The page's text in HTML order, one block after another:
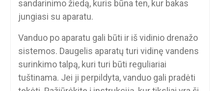
sandarinimo žiedą, kuris būna ten, kur bakas
jungiasi su aparatu.
Vanduo po aparatu gali būti ir iš vidinio drenažo
sistemos. Daugelis aparatų turi vidinę vandens
surinkimo talpą, kuri turi būti reguliariai
tuštinama. Jei ji perpildyta, vanduo gali pradėti